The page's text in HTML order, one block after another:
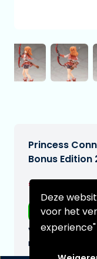
Deze
voor het
experience"
Princess
Bonus Edition
€199,95
Gratis
Verwachtte
n.v.t.